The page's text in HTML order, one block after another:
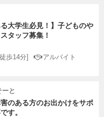
大学生必見！】子どものや
タッフ募集！
歩14分]
アルバイト
と
のある方のお出かけをサポ
す。